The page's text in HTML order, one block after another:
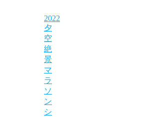
2022
夕
空
絶
景
マ
ラ
ソ
ン
シ